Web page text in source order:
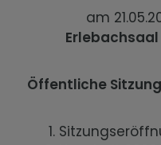
am
Öffentliche Sitzung